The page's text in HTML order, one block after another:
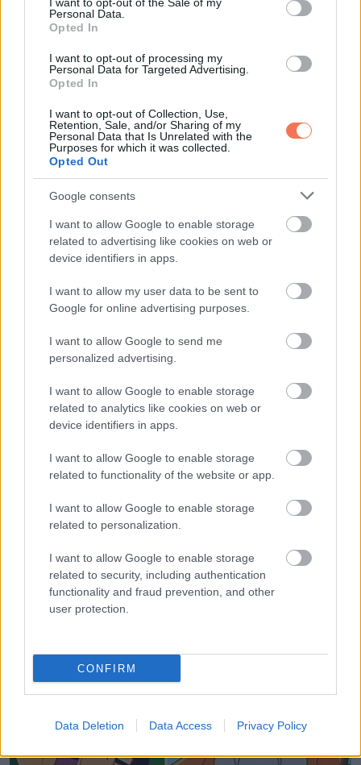
Personal Data.
Opted In
I want to opt-out of processing my
Personal Data for Targeted Advertising.
Opted In
I want to opt-out of Collection, Use,
Retention, Sale, and/or Sharing of my
Personal Data that Is Unrelated with the
Purposes for which it was collected.
Opted Out
Google consents
I want to allow Google to enable storage
related to advertising like cookies on web or
device identifiers in apps.
I want to allow my user data to be sent to
Google for online advertising purposes.
I want to allow Google to send me
personalized advertising.
I want to allow Google to enable storage
related to analytics like cookies on web or
device identifiers in apps.
I want to allow Google to enable storage
related to functionality of the website or app.
I want to allow Google to enable storage
related to personalization.
I want to allow Google to enable storage
related to security, including authentication
functionality and fraud prevention, and other
user protection.
CONFIRM
Data Deletion Data Access Privacy Policy
19 fotó, amely megmutatja, hogy a
gyerekek mindig új utakat találnak a
dolgok megcsinálására
15+ ember, aki rendelt valami menő
dolgot, de a valóság azt mondta: „Várj
egy percet”